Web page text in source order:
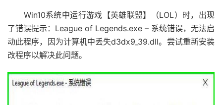
Win10系统中运行游戏【英雄联盟】（LOL）时，出现
了错误提示：League of Legends.exe – 系统错误，无法启
动此程序，因为计算机中丢失d3dx9_39.dll。尝试重新安装
改程序以解决此问题。